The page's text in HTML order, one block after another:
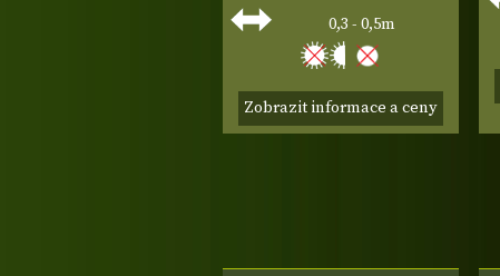
0,3 - 0,5m
Zobrazit informace a ceny